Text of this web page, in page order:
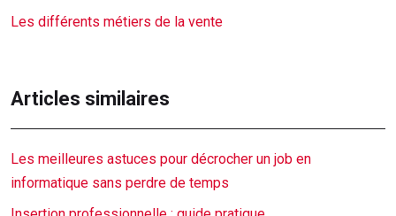
Les différents métiers de la vente
Articles similaires
Les meilleures astuces pour décrocher un job en
informatique sans perdre de temps